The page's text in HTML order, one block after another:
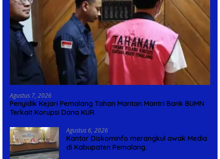
Agustus 7, 2026
Penyidik Kejari Pemalang Tahan Mantan Mantri Bank BUMN
Terkait Korupsi Dana KUR
Agustus 6, 2026
Kantor Diskominfo merangkul awak Media
di Kabupaten Pemalang.